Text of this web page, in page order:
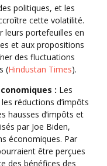
politiques, et les
cette volatilité.
leurs portefeuilles en
et aux propositions
des fluctuations
(Hindustan Times).
: Les
réductions d’impôts
hausses d’impôts et
par Joe Biden,
économiques. Par
être perçues
des bénéfices des